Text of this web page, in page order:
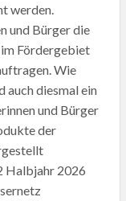
werden.
und Bürger die
Fördergebiet
Wie
auch diesmal ein
und Bürger
der
Halbjahr 2026